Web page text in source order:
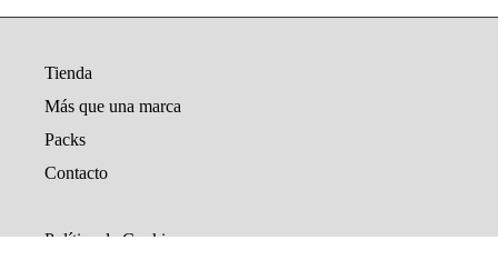
Tienda
Más que una marca
Packs
Contacto
Política de Cookies